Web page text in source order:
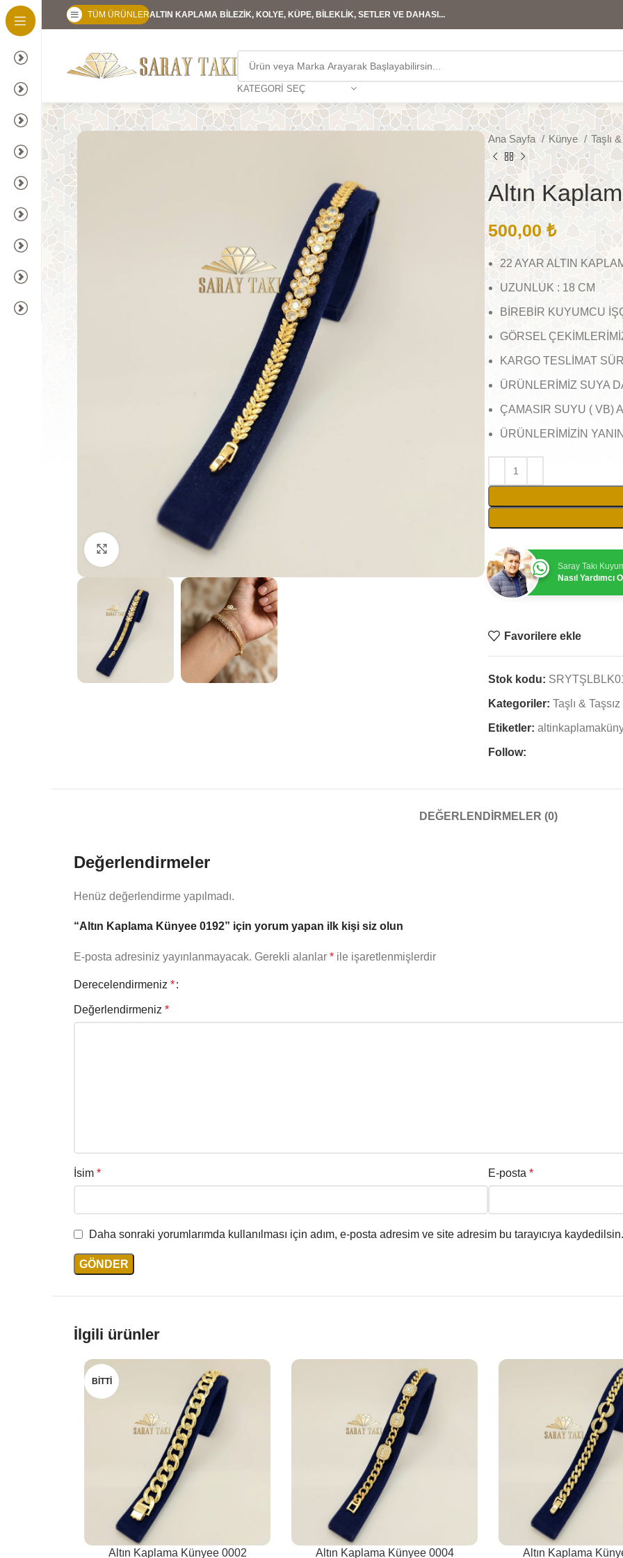
TÜM ÜRÜNLERALTIN KAPLAMA BİLEZİK, KOLYE, KÜPE, BİLEKLİK, SETLER VE DAHASI...
KATEGORI SEÇ
Büyütmek için tıklayın
Ana Sayfa Künye Taşlı
Altın
500,00₺
22 AYAR ALTIN
UZUNLUK : 18 CM
BİREBİR KUYUMCU
GÖRSEL
KARGO TESLİMAT
ÜRÜNLERİMİZ SUYA
ÇAMASIR SUYU ( VB)
ÜRÜNLERİMİZİN
Saray Takı
Nasıl Yardımcı
Favorilere ekle
Stok kodu:
Kategoriler: Taşlı &
Etiketler:
Follow:
DEĞERLENDIRMELER (0)
Değerlendirmeler
Henüz değerlendirme yapılmadı.
“Altın Kaplama Künyee 0192” için yorum yapan ilk kişi siz olun
E-posta adresiniz yayınlanmayacak. Gerekli alanlar * ile işaretlenmişlerdir
Derecelendirmeniz *
Değerlendirmeniz *
İsim * E-posta *
Daha sonraki yorumlarımda kullanılması için adım, e-posta adresim ve site adresim bu tarayıcıya kaydedilsin.
İlgili ürünler
BITTI
Altın Kaplama Künyee 0002 Altın Kaplama Künyee 0004 Altın Kaplama